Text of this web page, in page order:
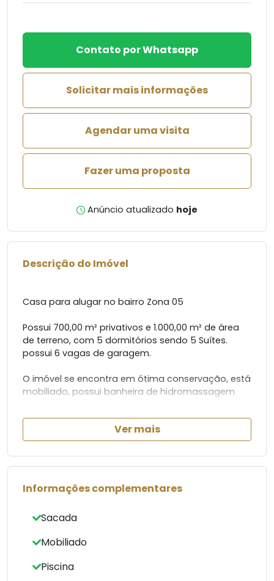
Contato por Whatsapp
Solicitar mais informações
Agendar uma visita
Fazer uma proposta
Anúncio atualizado hoje
Descrição do Imóvel
Casa para alugar no bairro Zona 05
Possui 700,00 m² privativos e 1.000,00 m² de área
de terreno, com 5 dormitórios sendo 5 Suítes.
possui 6 vagas de garagem.
O imóvel se encontra em ótima conservação, está
mobiliado, possui banheira de hidromassagem
Imobiliária José Granado
44 - 3354-3353
44 - 98844 - 0752
Ver mais
Informações complementares
Sacada
Mobiliado
Piscina